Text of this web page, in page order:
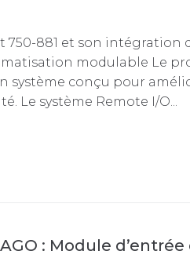
881 et son intégration
modulable Le
système conçu pour
Le système Remote I/O...
: Module